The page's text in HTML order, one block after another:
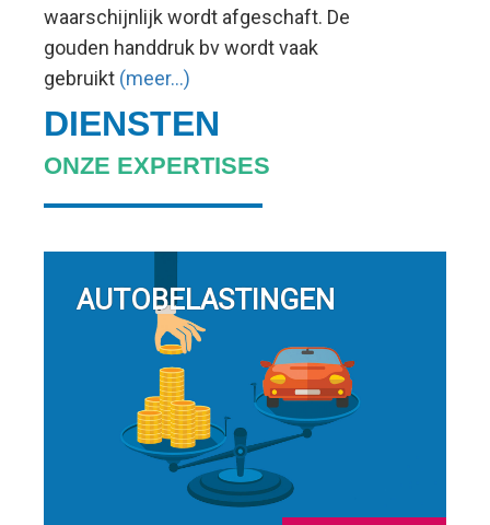
waarschijnlijk wordt afgeschaft. De
gouden handdruk bv wordt vaak
gebruikt (meer…)
DIENSTEN
ONZE EXPERTISES
AUTOBELASTINGEN